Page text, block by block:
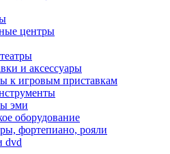
и
техники
оборудования
бытовой техники
техники
оборудования
по уходу за одеждой
по уходу за собой
воды
центры
и аксессуары
к игровым приставкам
эми
оборудование
фортепиано, рояли
dvd